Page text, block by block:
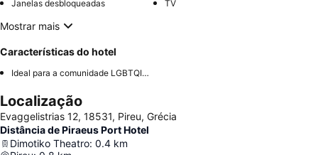
Janelas desbloqueadas TV
Mostrar mais
Características do hotel
Ideal para a comunidade LGBTQIA+
Localização
Evaggelistrias 12, 18531, Pireu, Grécia
Distância de Piraeus Port Hotel
Dimotiko Theatro: 0.4 km